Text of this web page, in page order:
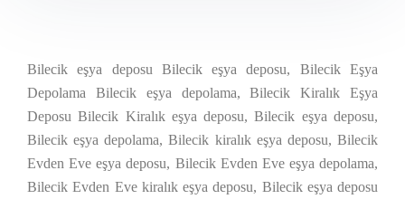
Bilecik eşya deposu Bilecik eşya deposu, Bilecik Eşya
Depolama Bilecik eşya depolama, Bilecik Kiralık Eşya
Deposu Bilecik Kiralık eşya deposu, Bilecik eşya deposu,
Bilecik eşya depolama, Bilecik kiralık eşya deposu, Bilecik
Evden Eve eşya deposu, Bilecik Evden Eve eşya depolama,
Bilecik Evden Eve kiralık eşya deposu, Bilecik eşya deposu